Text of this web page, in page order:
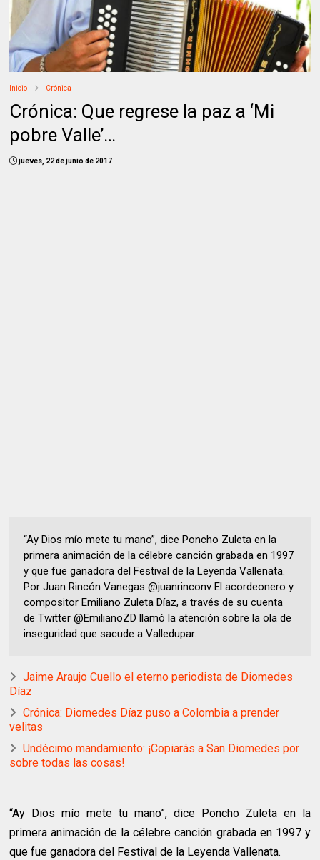
Inicio Crónica
Crónica: Que regrese la paz a ‘Mi
pobre Valle’…
jueves, 22 de junio de 2017
“Ay Dios mío mete tu mano”, dice Poncho Zuleta en la
primera animación de la célebre canción grabada en 1997
y que fue ganadora del Festival de la Leyenda Vallenata.
Por Juan Rincón Vanegas @juanrinconv El acordeonero y
compositor Emiliano Zuleta Díaz, a través de su cuenta
de Twitter @EmilianoZD llamó la atención sobre la ola de
inseguridad que sacude a Valledupar.
Jaime Araujo Cuello el eterno periodista de Diomedes
Díaz
Crónica: Diomedes Díaz puso a Colombia a prender
velitas
Undécimo mandamiento: ¡Copiarás a San Diomedes por
sobre todas las cosas!
“Ay Dios mío mete tu mano”, dice Poncho Zuleta en la
primera animación de la célebre canción grabada en 1997 y
que fue ganadora del Festival de la Leyenda Vallenata.